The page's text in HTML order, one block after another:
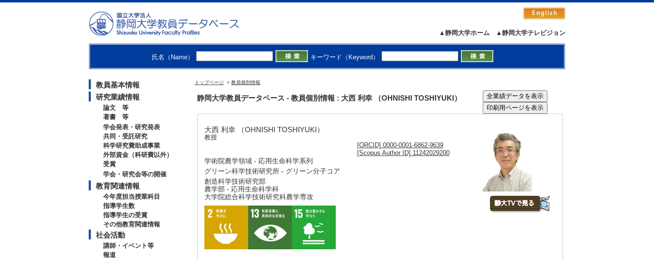
▲静岡大学テレビジョン
▲静岡大学ホーム
氏名（Name） キーワード（Keyword）
教員基本情報
研究業績情報
論文 等
著書 等
学会発表・研究発表
共同・受託研究
科学研究費助成事業
外部資金（科研費以外）
受賞
学会・研究会等の開催
教育関連情報
今年度担当授業科目
指導学生数
指導学生の受賞
その他教育関連情報
社会活動
講師・イベント等
報道
トップページ > 教員個別情報
静岡大学教員データベース - 教員個別情報 : 大西 利幸 （OHNISHI TOSHIYUKI）
大西 利幸 （OHNISHI TOSHIYUKI）
教授
[ORCID] 0000-0001-6862-9639
[Scopus Author ID] 11242029200
学術院農学領域 - 応用生命科学系列
グリーン科学技術研究所 - グリーン分子コア
創造科学技術研究部
農学部 - 応用生命科学科
大学院総合科学技術研究科農学専攻